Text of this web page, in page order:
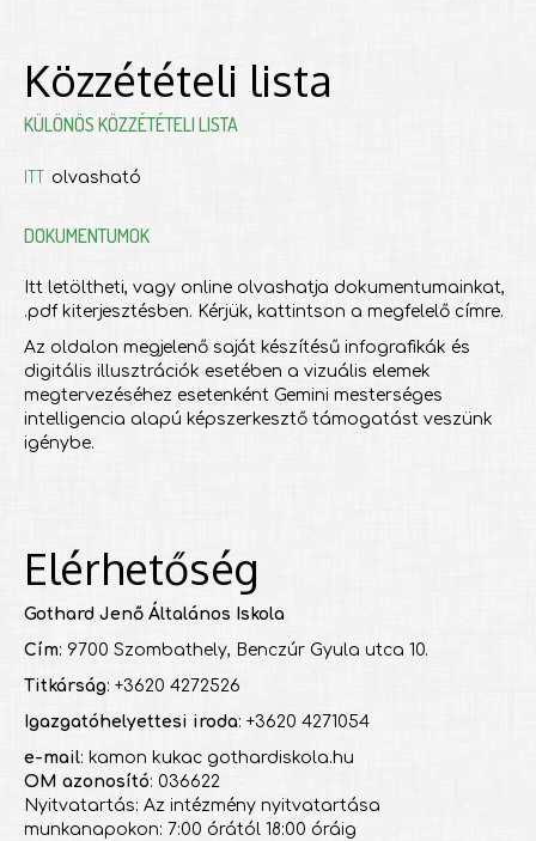
Közzétételi lista
KÜLÖNÖS KÖZZÉTÉTELI LISTA
ITT olvasható
DOKUMENTUMOK
Itt letöltheti, vagy online olvashatja dokumentumainkat,
.pdf kiterjesztésben. Kérjük, kattintson a megfelelő címre.
Az oldalon megjelenő saját készítésű infografikák és
digitális illusztrációk esetében a vizuális elemek
megtervezéséhez esetenként Gemini mesterséges
intelligencia alapú képszerkesztő támogatást veszünk
igénybe.
Elérhetőség
Gothard Jenő Általános Iskola
Cím: 9700 Szombathely, Benczúr Gyula utca 10.
Titkárság: +3620 4272526
Igazgatóhelyettesi iroda: +3620 4271054
e-mail: kamon kukac gothardiskola.hu
OM azonosító: 036622
Nyitvatartás: Az intézmény nyitvatartása
munkanapokon: 7:00 órától 18:00 óráig